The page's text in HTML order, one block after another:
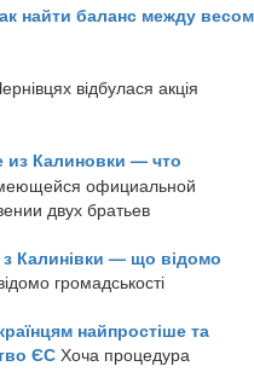
найти баланс между весом
відбулася акція
из Калиновки — что
официальной
двух братьев
Калинівки — що відомо
громадськості
найпростіше та
ЄС Хоча процедура